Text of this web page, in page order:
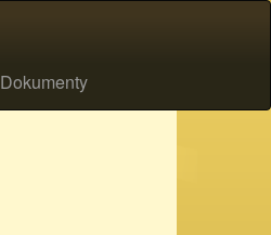
Dokumenty